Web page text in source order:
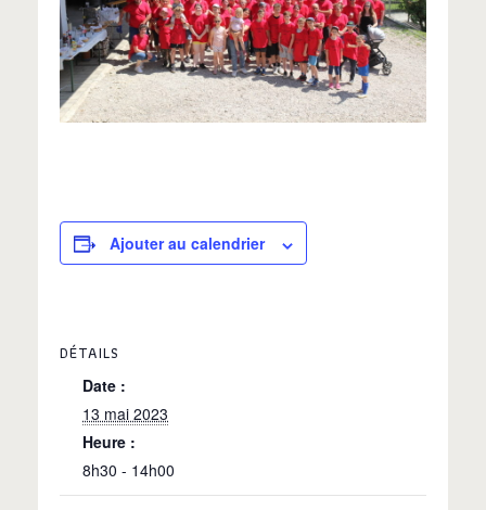
Ajouter au calendrier
DÉTAILS
Date :
13 mai 2023
Heure :
8h30 - 14h00